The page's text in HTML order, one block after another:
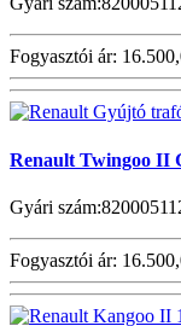
Fogyasztói ár:
Renault Twingoo II
Gyári
Fogyasztói ár: